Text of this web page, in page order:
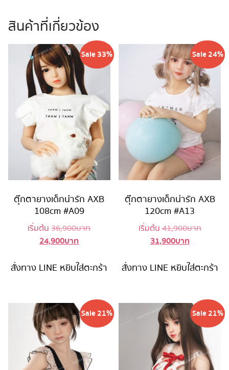
สินค้าที่เกี่ยวข้อง
Sale 33%
ตุ๊กตายางเด็กน่ารัก AXB
108cm #A09
เริ่มต้น36,900บาทOriginal
36,900 บาท.
24,900บาท
is:
สั่งทาง LINE หยิบใส่ตะกร้า
Sale 24%
ตุ๊กตายางเด็กน่ารัก AXB
120cm #A13
เริ่มต้น41,900บาทOriginal
41,900
31,900บาทCurrent
is:
สั่งทาง LINE หยิบใส่ตะกร้า
Sale 21% Sale 21%